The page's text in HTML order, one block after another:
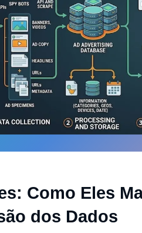
Como Eles
dos Dados